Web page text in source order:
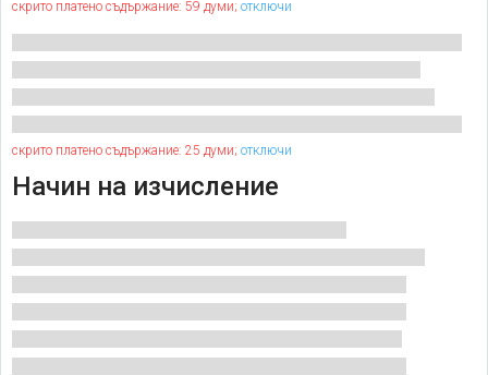
скрито платено съдържание: 59 думи; отключи
скрито платено съдържание: 25 думи; отключи
Начин на изчисление